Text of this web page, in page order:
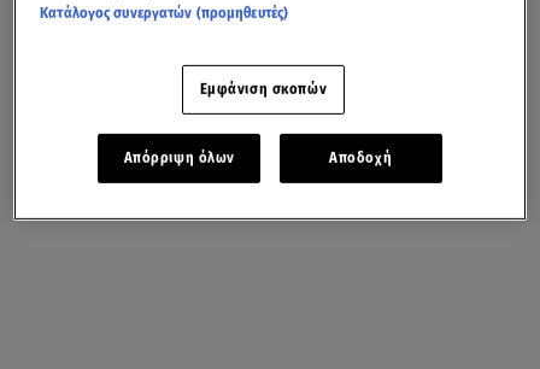
Κατάλογος συνεργατών (προμηθευτές)
Εμφάνιση σκοπών
Απόρριψη όλων Αποδοχή